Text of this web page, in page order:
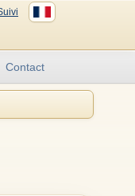
Contact